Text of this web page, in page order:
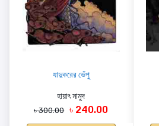
যাদুকরের ভেঁপু
হায়াৎ মামুদ
৳ 300.00 ৳ 240.00